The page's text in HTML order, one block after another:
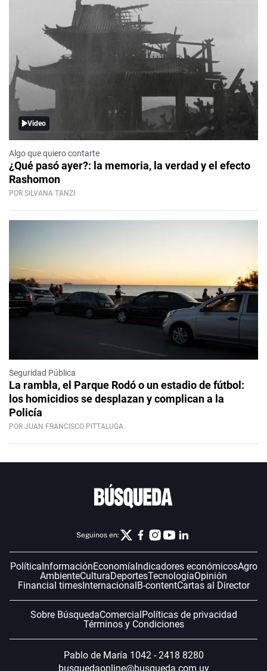
Video
Algo que quiero contarte
¿Qué pasó ayer?: la memoria, la verdad y el efecto
Rashomon
POR SILVANA TANZI
Seguridad Pública
La rambla, el Parque Rodó o un estadio de fútbol:
los homicidios se desplazan y complican a la
Policía
POR JUAN FRANCISCO PITTALUGA
Seguinos en:
Política InformaciónEconomía Indicadores económicosAgro
AmbienteCulturaDeportesTecnologíaOpinión
Financial timesInternacional B-contentCartas al Director
Sobre BúsquedaComercial Políticas de privacidad
Términos y Condiciones
Pablo de María 1042 - 2418 8280
busquedaonline@busqueda.com.uy